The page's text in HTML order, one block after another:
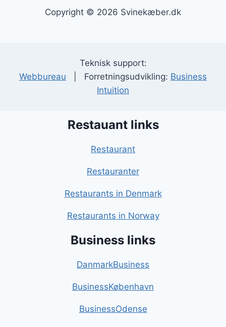
Copyright © 2026 Svinekæber.dk
Teknisk support:
Webbureau | Forretningsudvikling: Business
Intuition
Restauant links
Restaurant
Restauranter
Restaurants in Denmark
Restaurants in Norway
Business links
DanmarkBusiness
BusinessKøbenhavn
BusinessOdense